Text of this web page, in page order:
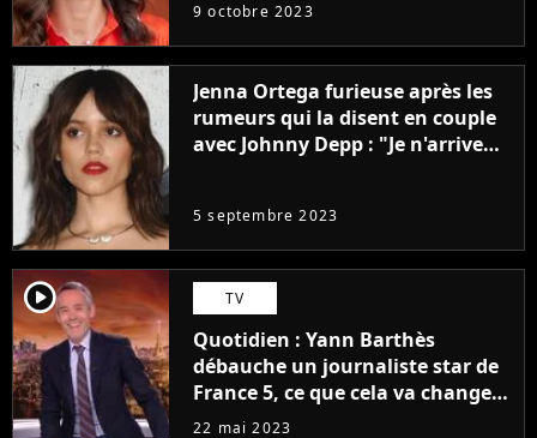
9 octobre 2023
Jenna Ortega furieuse après les
rumeurs qui la disent en couple
avec Johnny Depp : "Je n'arrive
5 septembre 2023
player2 TV
Quotidien : Yann Barthès
débauche un journaliste star de
France 5, ce que cela va changer
à la rentrée
22 mai 2023